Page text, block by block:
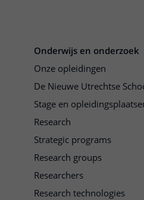
Onderwijs en onderzoek
Onze opleidingen
De Nieuwe Utrechtse
Stage en
Research
Strategic programs
Research groups
Researchers
Research technologies